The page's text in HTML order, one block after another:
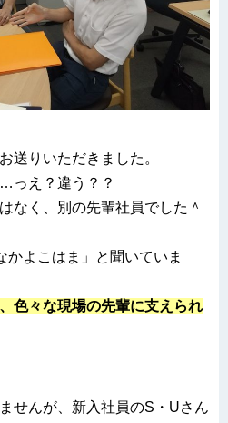
送りいただきました。
っえ？違う？？
なく、別の先輩社員でした＾
よこはま」と聞いていま
色々な現場の先輩に支えられ
せんが、新入社員のS・Uさん